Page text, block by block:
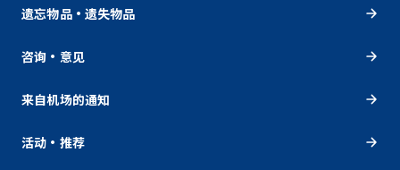
遗忘物品・遗失物品
咨询・意见
来自机场的通知
活动・推荐